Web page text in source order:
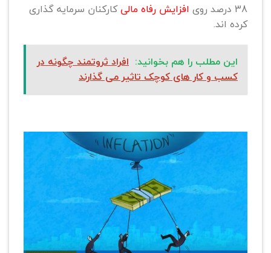
38 درصد روی
افزایش رفاه مالیکارکنان سرمایه گذاری
کرده اند.
این مطلب را هم بخوانید: افراد ثروتمند چگونه در
کسب و کار های کوچک تاثیر می گذارند